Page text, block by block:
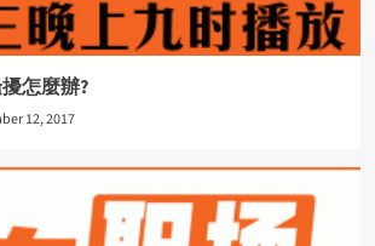
怎麼辦?
12, 2017